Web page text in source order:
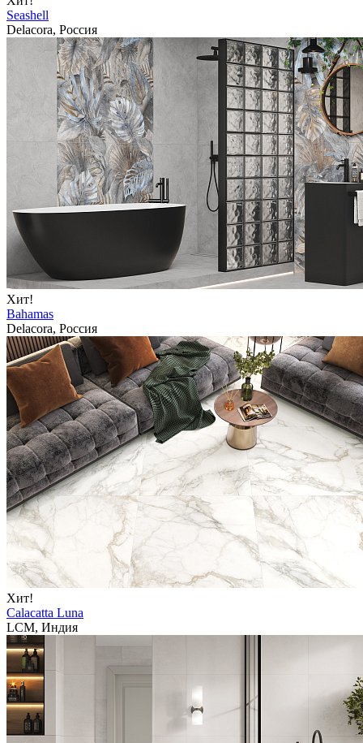
Seashell
Delacora, Россия
Хит!
Bahamas
Delacora, Россия
Хит!
Calacatta Luna
LCM, Индия